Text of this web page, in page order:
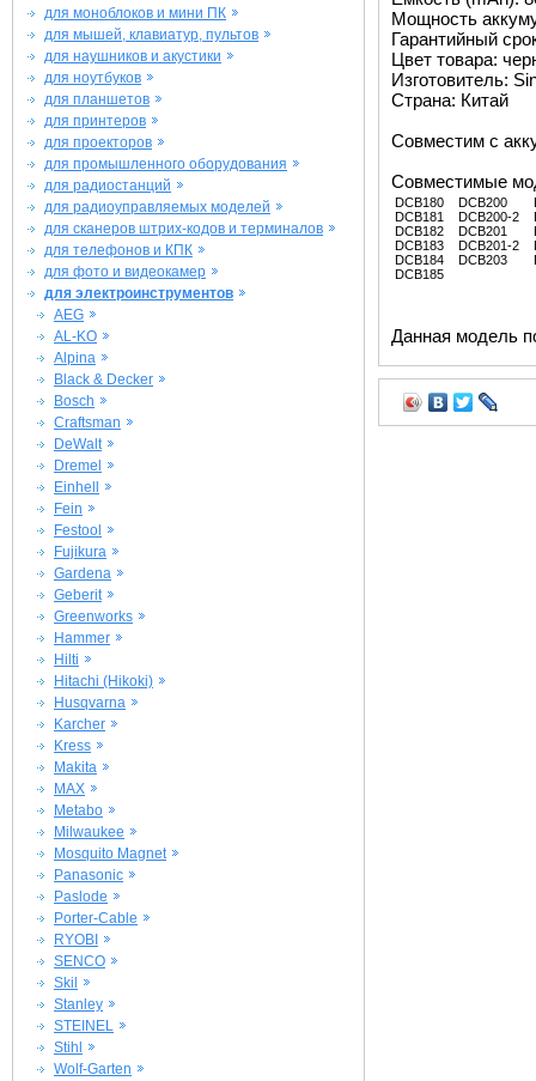
для моноблоков и мини ПК
для мышей, клавиатур, пультов
для наушников и акустики
для ноутбуков
для планшетов
для принтеров
для проекторов
для промышленного оборудования
для радиостанций
для радиоуправляемых моделей
для сканеров штрих-кодов и терминалов
для телефонов и КПК
для фото и видеокамер
для электроинструментов
AEG
AL-KO
Alpina
Black & Decker
Bosch
Craftsman
DeWalt
Dremel
Einhell
Fein
Festool
Fujikura
Gardena
Geberit
Greenworks
Hammer
Hilti
Hitachi (Hikoki)
Husqvarna
Karcher
Kress
Makita
MAX
Metabo
Milwaukee
Mosquito Magnet
Panasonic
Paslode
Porter-Cable
RYOBI
SENCO
Skil
Stanley
STEINEL
Stihl
Wolf-Garten
Мощность
Гарантийный
Цвет товара:
Изготовитель:
Страна: Китай
Совместим с
Совместимые
DCB180
DCB181
DCB182
DCB183
DCB184
DCB185
DCB200
DCB200-2
DCB201
DCB201-2
DCB203
Данная модель